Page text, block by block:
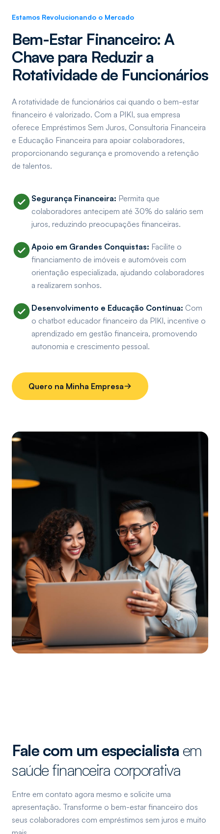
Estamos Revolucionando o Mercado
Bem-Estar Financeiro: A
Chave para Reduzir a
Rotatividade de Funcionários
A rotatividade de funcionários cai quando o bem-estar
financeiro é valorizado. Com a PIKI, sua empresa
oferece Empréstimos Sem Juros, Consultoria Financeira
e Educação Financeira para apoiar colaboradores,
proporcionando segurança e promovendo a retenção
de talentos.
Segurança Financeira: Permita que
colaboradores antecipem até 30% do salário sem
juros, reduzindo preocupações financeiras.
Apoio em Grandes Conquistas: Facilite o
financiamento de imóveis e automóveis com
orientação especializada, ajudando colaboradores
a realizarem sonhos.
Desenvolvimento e Educação Contínua: Com
o chatbot educador financeiro da PIKI, incentive o
aprendizado em gestão financeira, promovendo
autonomia e crescimento pessoal.
Quero na Minha Empresa
Fale com um especialista em
saúde financeira corporativa
Entre em contato agora mesmo e solicite uma
apresentação. Transforme o bem-estar financeiro dos
seus colaboradores com empréstimos sem juros e muito